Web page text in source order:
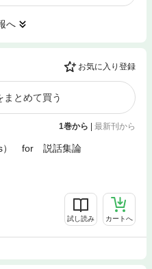
へ
お気に入り登録
まとめて買う
1巻から 最新刊から
） for 説話集論
試し読み カートへ